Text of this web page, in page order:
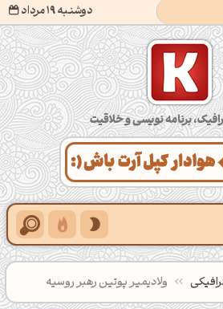
دوشنبه 19 مرداد
کپل‌آرت؛ گرافیک، برنامه‌نویسی و خلاقیت
ولادیمیر پوتین رهبر روسیه